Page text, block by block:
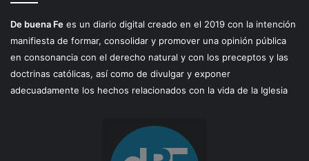
De buena Fe es un diario digital creado en el 2019 con la intención
manifiesta de formar, consolidar y promover una opinión pública
en consonancia con el derecho natural y con los preceptos y las
doctrinas católicas, así como de divulgar y exponer
adecuadamente los hechos relacionados con la vida de la Iglesia